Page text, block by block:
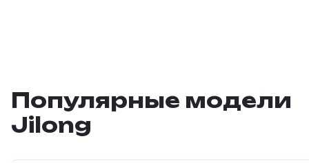
Популярные модели
Jilong